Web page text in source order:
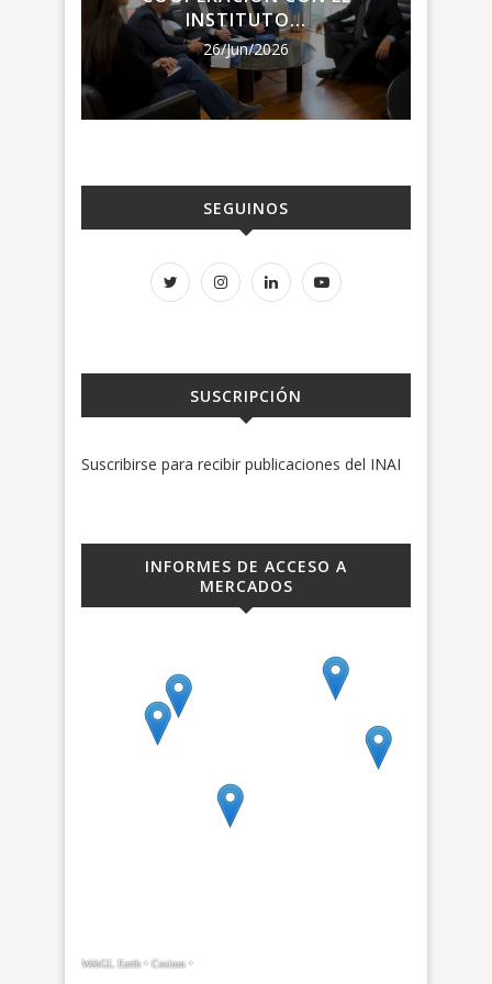
INSTITUTO...
26/Jun/2026
SEGUINOS
SUSCRIPCIÓN
Suscribirse para recibir publicaciones del INAI
INFORMES DE ACCESO A
MERCADOS